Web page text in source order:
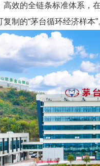
高效的全链条标准体系，
复制的“茅台循环经济样本”